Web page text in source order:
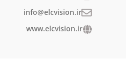
info@elcvision.ir
www.elcvision.ir